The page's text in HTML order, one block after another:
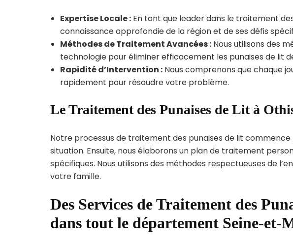
Expertise Locale : En tant que leader dans le traitement
connaissance approfondie de la région et de ses défis
Méthodes de Traitement Avancées : Nous utilisons des
technologie pour éliminer efficacement les punaises de lit
Rapidité d’Intervention : Nous comprenons que chaque
rapidement pour résoudre votre problème.
Le Traitement des Punaises de Lit à
Notre processus de traitement des punaises de lit
situation. Ensuite, nous élaborons un plan de traitement
spécifiques. Nous utilisons des méthodes respectueuses de
votre famille.
Des Services de Traitement des
dans tout le département Seine-et-